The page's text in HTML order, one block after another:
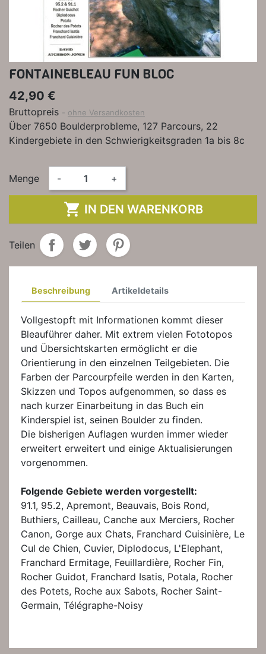
FONTAINEBLEAU FUN BLOC
42,90 €
Bruttopreis ohne Versandkosten
Über 7650 Boulderprobleme, 127 Parcours, 22
Kindergebiete in den Schwierigkeitsgraden 1a bis 8c
Menge - +
 IN DEN WARENKORB
Teilen
Beschreibung Artikeldetails
Vollgestopft mit Informationen kommt dieser
Bleauführer daher. Mit extrem vielen Fototopos
und Übersichtskarten ermöglicht er die
Orientierung in den einzelnen Teilgebieten. Die
Farben der Parcourpfeile werden in den Karten,
Skizzen und Topos aufgenommen, so dass es
nach kurzer Einarbeitung in das Buch ein
Kinderspiel ist, seinen Boulder zu finden.
Die bisherigen Auflagen wurden immer wieder
erweitert erweitert und einige Aktualisierungen
vorgenommen.
Folgende Gebiete werden vorgestellt:
91.1, 95.2, Apremont, Beauvais, Bois Rond,
Buthiers, Cailleau, Canche aux Merciers, Rocher
Canon, Gorge aux Chats, Franchard Cuisinière, Le
Cul de Chien, Cuvier, Diplodocus, L'Elephant,
Franchard Ermitage, Feuillardière, Rocher Fin,
Rocher Guidot, Franchard Isatis, Potala, Rocher
des Potets, Roche aux Sabots, Rocher Saint-
Germain, Télégraphe-Noisy